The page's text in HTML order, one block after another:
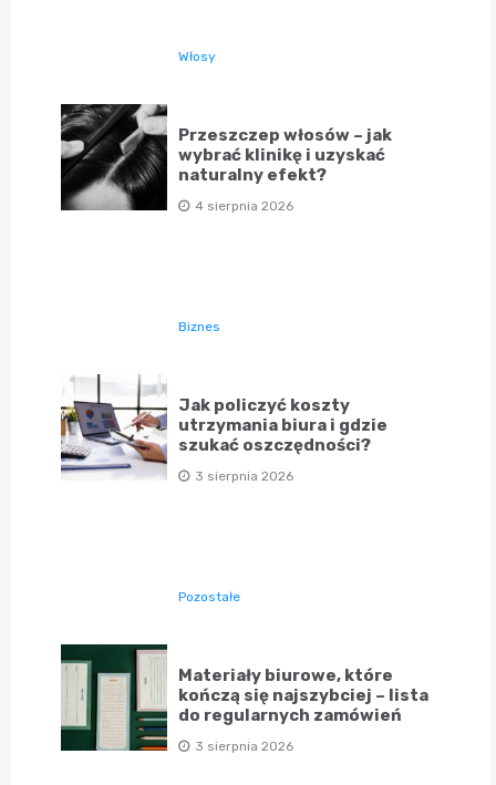
Włosy
Przeszczep włosów – jak
wybrać klinikę i uzyskać
naturalny efekt?
4 sierpnia 2026
Biznes
Jak policzyć koszty
utrzymania biura i gdzie
szukać oszczędności?
3 sierpnia 2026
Pozostałe
Materiały biurowe, które
kończą się najszybciej – lista
do regularnych zamówień
3 sierpnia 2026